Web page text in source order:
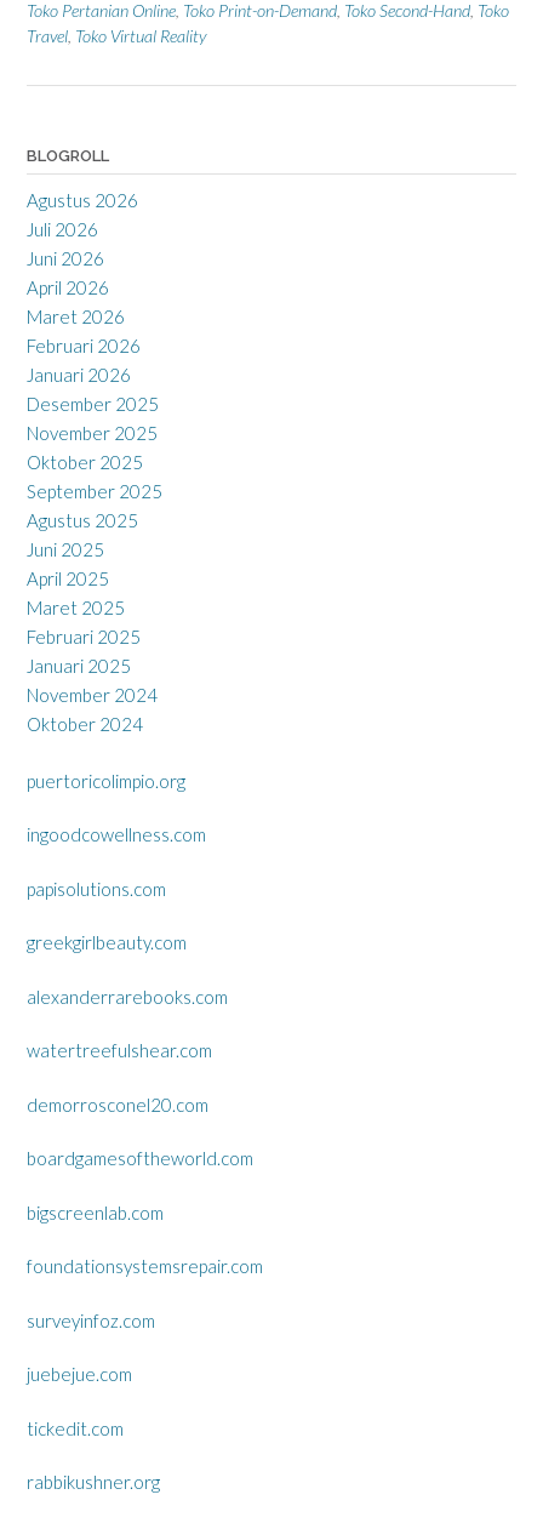
Toko Pertanian Online Toko Print-on-Demand Toko Second-Hand Toko
Travel Toko Virtual Reality
BLOGROLL
Agustus 2026
Juli 2026
Juni 2026
April 2026
Maret 2026
Februari 2026
Januari 2026
Desember 2025
November 2025
Oktober 2025
September 2025
Agustus 2025
Juni 2025
April 2025
Maret 2025
Februari 2025
Januari 2025
November 2024
Oktober 2024
puertoricolimpio.org
ingoodcowellness.com
papisolutions.com
greekgirlbeauty.com
alexanderrarebooks.com
watertreefulshear.com
demorrosconel20.com
boardgamesoftheworld.com
bigscreenlab.com
foundationsystemsrepair.com
surveyinfoz.com
juebejue.com
tickedit.com
rabbikushner.org